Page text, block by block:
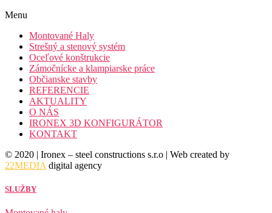
Menu
Montované Haly
Strešný a stenový systém
Oceľové konštrukcie
Zámočnícke a klampiarske práce
Občianske stavby
REFERENCIE
AKTUALITY
O NÁS
IRONEX 3D KONFIGURÁTOR
KONTAKT
© 2020 | Ironex – steel constructions s.r.o | Web created by
22MEDIA digital agency
SLUŽBY